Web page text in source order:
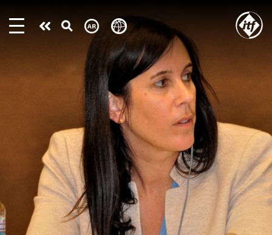
main
Take
action